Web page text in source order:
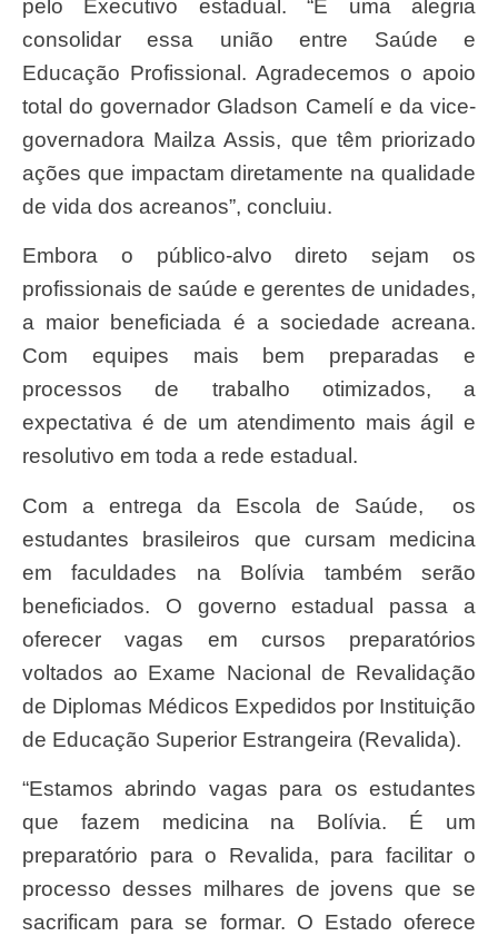
pelo Executivo estadual. “É uma alegria
consolidar essa união entre Saúde e
Educação Profissional. Agradecemos o apoio
total do governador Gladson Camelí e da vice-
governadora Mailza Assis, que têm priorizado
ações que impactam diretamente na qualidade
de vida dos acreanos”, concluiu.
Embora o público-alvo direto sejam os
profissionais de saúde e gerentes de unidades,
a maior beneficiada é a sociedade acreana.
Com equipes mais bem preparadas e
processos de trabalho otimizados, a
expectativa é de um atendimento mais ágil e
resolutivo em toda a rede estadual.
Com a entrega da Escola de Saúde,
os
estudantes brasileiros que cursam medicina
em faculdades na Bolívia também serão
beneficiados. O governo estadual passa a
oferecer vagas em cursos preparatórios
voltados ao Exame Nacional de Revalidação
de Diplomas Médicos Expedidos por Instituição
de Educação Superior Estrangeira (Revalida).
“Estamos abrindo vagas para os estudantes
que fazem medicina na Bolívia. É um
preparatório para o Revalida, para facilitar o
processo desses milhares de jovens que se
sacrificam para se formar. O Estado oferece